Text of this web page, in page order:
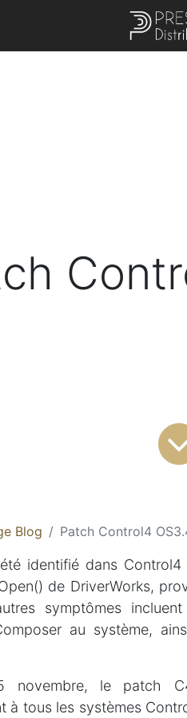
Blog Patch Control4
identifié dans
de DriverWorks,
symptômes
au système,
le patch
à tous les systèmes